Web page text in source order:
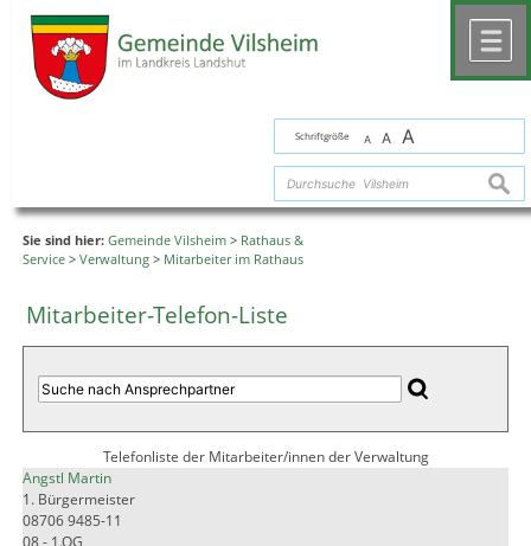
Schriftgröße A A A
Sie sind hier: Gemeinde Vilsheim > Rathaus &
Service > Verwaltung > Mitarbeiter im Rathaus
Mitarbeiter-Telefon-Liste
Telefonliste der Mitarbeiter/innen der Verwaltung
Angstl Martin
1. Bürgermeister
08706 9485-11
08 - 1.OG